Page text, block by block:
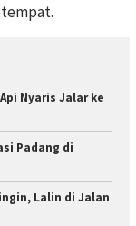
Nyaris Jalar ke
Padang di
Lalin di Jalan